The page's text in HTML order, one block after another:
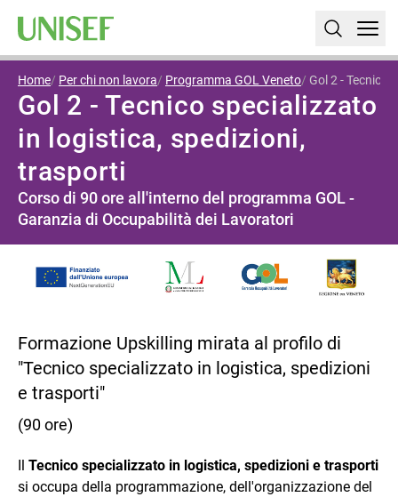
Home Per chi non lavora Programma GOL Veneto Gol 2 - Tecnico
Gol 2 - Tecnico specializzato
in logistica, spedizioni,
trasporti
Corso di 90 ore all'interno del programma GOL -
Garanzia di Occupabilità dei Lavoratori
Formazione Upskilling mirata al profilo di
"Tecnico specializzato in logistica, spedizioni
e trasporti"
(90 ore)
Tecnico specializzato in logistica, spedizioni e trasporti
si occupa della programmazione, dell'organizzazione del